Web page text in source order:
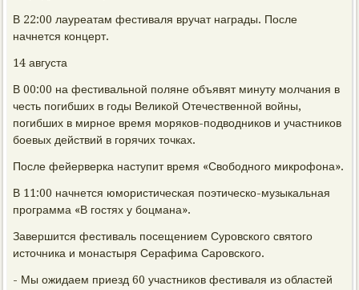
В 22:00 лауреатам фестиваля вручат награды. После
начнется концерт.
14 августа
В 00:00 на фестивальной поляне объявят минуту молчания в
честь погибших в годы Великой Отечественной войны,
погибших в мирное время моряков-подводников и участников
боевых действий в горячих точках.
После фейерверка наступит время «Свободного микрофона».
В 11:00 начнется юмористическая поэтическо-музыкальная
программа «В гостях у боцмана».
Завершится фестиваль посещением Суровского святого
источника и монастыря Серафима Саровского.
- Мы ожидаем приезд 60 участников фестиваля из областей